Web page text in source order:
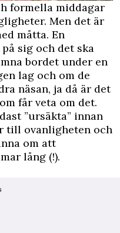
formella middagar
Men det är
måtta. En
sig och det ska
bordet under en
lag och om de
näsan, ja då är det
får veta om det.
”ursäkta” innan
till ovanligheten och
om att
lång (!).